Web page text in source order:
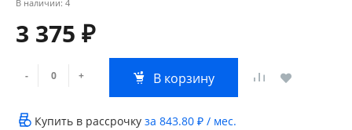
В наличии: 4
3 375 ₽
- + В корзину
Купить в рассрочку за 843.80 ₽ / мес.